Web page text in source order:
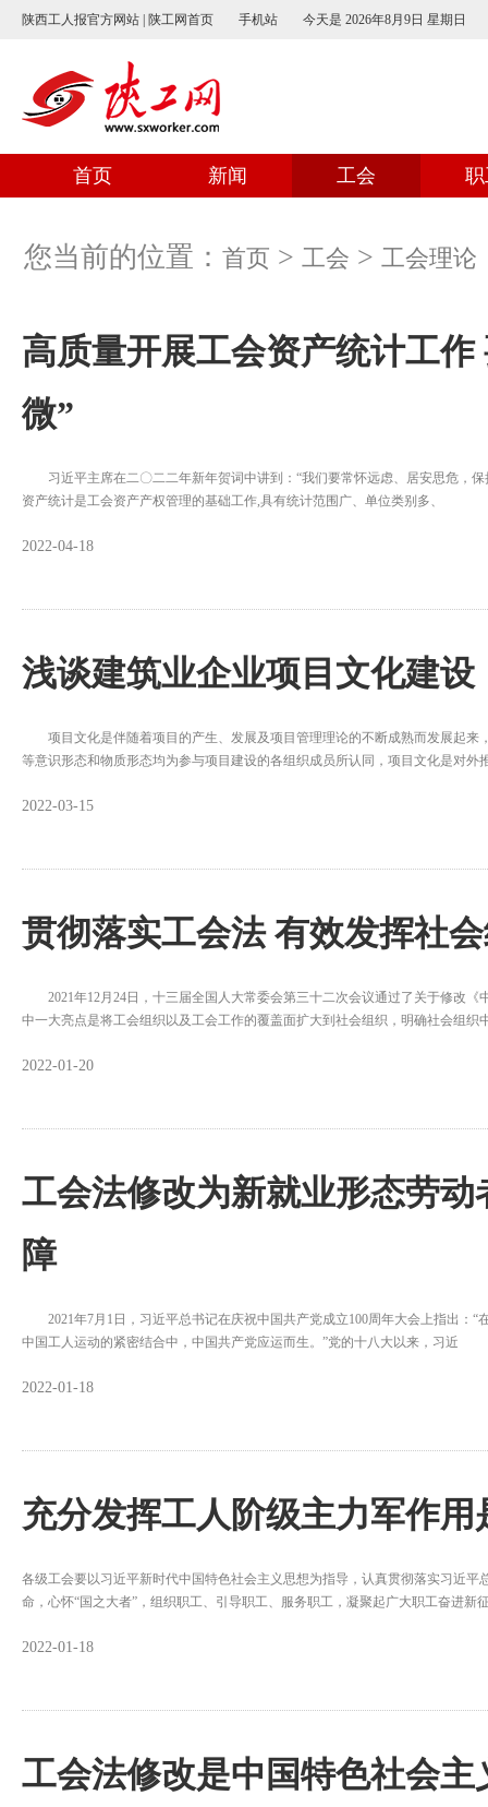
陕西工人报官方网站 | 陕工网首页 手机站 今天是 2026年8月9日 星期日
首页 新闻 工会
您当前的位置： 首页 > 工会 > 工会理论
高质量开展工会资产统计工
微”
习近平主席在二〇二二年新年贺词中讲到：“我们要常怀远虑、居安思危，保
资产统计是工会资产产权管理的基础工作,具有统计范围广、单位类别多、
2022-04-18
浅谈建筑业企业项目文化建设
项目文化是伴随着项目的产生、发展及项目管理理论的不断成熟而发展起来
等意识形态和物质形态均为参与项目建设的各组织成员所认同，项目文化是对外
2022-03-15
贯彻落实工会法 有效发挥社
2021年12月24日，十三届全国人大常委会第三十二次会议通过了关于修改《
中一大亮点是将工会组织以及工会工作的覆盖面扩大到社会组织，明确社会组织
2022-01-20
工会法修改为新就业形态劳
障
2021年7月1日，习近平总书记在庆祝中国共产党成立100周年大会上指出：“
中国工人运动的紧密结合中，中国共产党应运而生。”党的十八大以来，习近
2022-01-18
充分发挥工人阶级主力军作
各级工会要以习近平新时代中国特色社会主义思想为指导，认真贯彻落实习近
命，心怀“国之大者”，组织职工、引导职工、服务职工，凝聚起广大职工奋进新
2022-01-18
工会法修改是中国特色社会